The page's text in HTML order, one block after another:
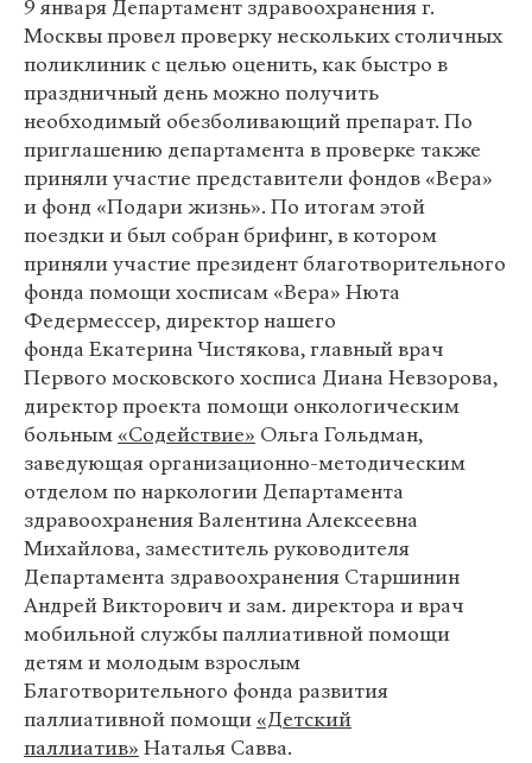
9 января Департамент здравоохранения г.
Москвы провел проверку нескольких столичных
поликлиник с целью оценить, как быстро в
праздничный день можно получить
необходимый обезболивающий препарат. По
приглашению департамента в проверке также
приняли участие представители фондов «Вера»
и фонд «Подари жизнь». По итогам этой
поездки и был собран брифинг, в котором
приняли участие президент благотворительного
фонда помощи хосписам «Вера» Нюта
Федермессер, директор нашего
фонда Екатерина Чистякова, главный врач
Первого московского хосписа Диана Невзорова,
директор проекта помощи онкологическим
больным «Содействие» Ольга Гольдман,
заведующая организационно-методическим
отделом по наркологии Департамента
здравоохранения Валентина Алексеевна
Михайлова, заместитель руководителя
Департамента здравоохранения Старшинин
Андрей Викторович и зам. директора и врач
мобильной службы паллиативной помощи
детям и молодым взрослым
Благотворительного фонда развития
паллиативной помощи «Детский
паллиатив» Наталья Савва.